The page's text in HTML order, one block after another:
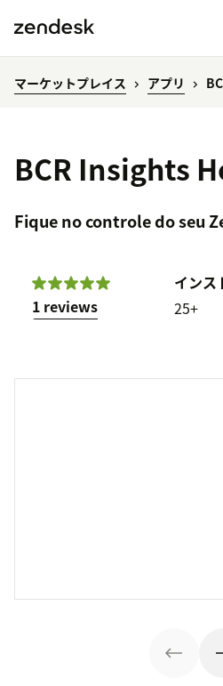
マーケットプレイス アプリ
BCR Insights
Fique no controle do seu
1 reviews
インス
25+